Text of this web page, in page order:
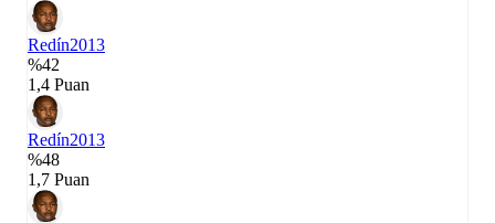
Redín2013
%42
1,4 Puan
Redín2013
%48
1,7 Puan